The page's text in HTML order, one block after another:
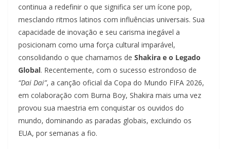
continua a redefinir o que significa ser um ícone pop,
mesclando ritmos latinos com influências universais. Sua
capacidade de inovação e seu carisma inegável a
posicionam como uma força cultural imparável,
consolidando o que chamamos de Shakira e o Legado
Global. Recentemente, com o sucesso estrondoso de
“Dai Dai”, a canção oficial da Copa do Mundo FIFA 2026,
em colaboração com Burna Boy, Shakira mais uma vez
provou sua maestria em conquistar os ouvidos do
mundo, dominando as paradas globais, excluindo os
EUA, por semanas a fio.